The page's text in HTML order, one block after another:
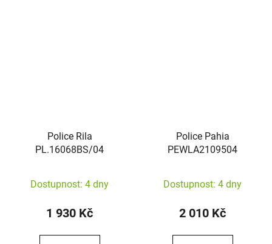
Police Rila
PL.16068BS/04
Dostupnost: 4 dny
1 930 Kč
Police Pahia
PEWLA2109504
Dostupnost: 4 dny
2 010 Kč